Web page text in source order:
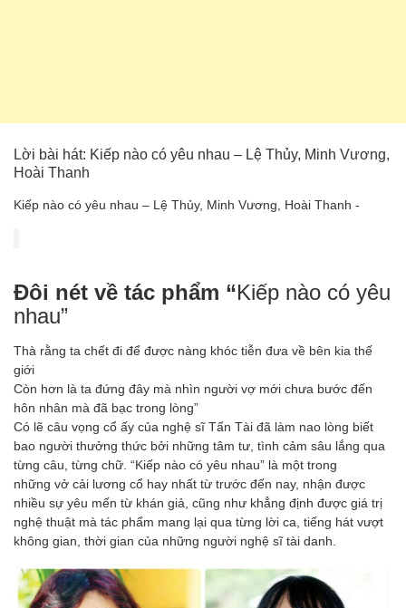
Lời bài hát: Kiếp nào có yêu nhau – Lệ Thủy, Minh Vương,
Hoài Thanh
Kiếp nào có yêu nhau – Lệ Thủy, Minh Vương, Hoài Thanh -
Đôi nét về tác phẩm “Kiếp nào có yêu
nhau”
Thà rằng ta chết đi để được nàng khóc tiễn đưa về bên kia thế
giới
Còn hơn là ta đứng đây mà nhìn người vợ mới chưa bước đến
hôn nhân mà đã bạc trong lòng”
Có lẽ câu vọng cổ ấy của nghệ sĩ Tấn Tài đã làm nao lòng biết
bao người thưởng thức bởi những tâm tư, tình cảm sâu lắng qua
từng câu, từng chữ. “Kiếp nào có yêu nhau” là một trong
những vở cải lương cổ hay nhất từ trước đến nay, nhận được
nhiều sự yêu mến từ khán giả, cũng như khẳng định được giá trị
nghệ thuật mà tác phẩm mang lại qua từng lời ca, tiếng hát vượt
không gian, thời gian của những người nghệ sĩ tài danh.